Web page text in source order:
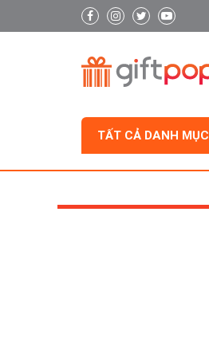
TẤT CẢ DANH MỤC